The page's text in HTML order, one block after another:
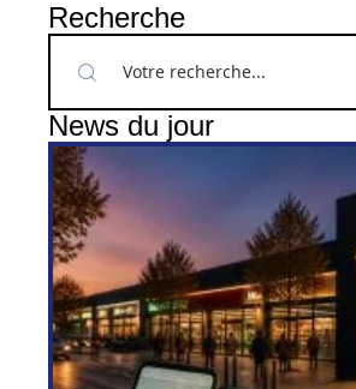
Recherche
News du jour